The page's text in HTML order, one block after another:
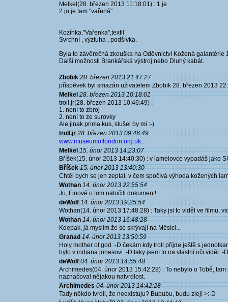
Melkel(28. březen 2013 11:18:01) : 1.je
2 jo je tam "vařená"
Kozínka,"Vařenka",textil
Svrchní , výztuha , podšívka.
Byla to závěrečná zkouška na Oděvnictví Kožená galantérie
Další možnosti Brankářská výstroj nebo Dluhý kabát.
Zbobik 28. březen 2013 21:47:27
příspěvek byl smazán uživatelem Zbobik 28. březen 2013
Melkel 28. březen 2013 10:18:01
troll.jr(28. březen 2013 10:46:49) :
1. není to zbroj
2. není to ze surovky
Ale jinak prima kus, slušel by mi :-)
troll.jr 28. březen 2013 09:46:49
www.museumoflondon.org.uk...
Melkel 15. únor 2013 14:23:07
Bříšek(15. únor 2013 14:40:30) : v lamelovce vypadáš jako
Bříšek 15. únor 2013 13:40:30
Chtěl bych se jen zeptat, v čem spočívá výhoda kožených
Wothan 14. únor 2013 22:55:54
Jo, Finové o tom natočili dokument!
deWolf 14. únor 2013 19:25:54
Wothan(14. únor 2013 17:48:28) : Taky jsi to viděl ve filmu,
Wothan 14. únor 2013 16:48:28
Kdepak, já myslím že se skrývají na Měsíci...
Granad 14. únor 2013 13:50:59
Holy mother of god :-D čekám kdy troll příjde ještě s
bylo v indiana jonesovi :-D taky jsem to na vlastní oči viděl :-D
deWolf 04. únor 2013 14:55:48
Archimedes(04. únor 2013 15:42:28) : To nebylo o Tobě,
naznačoval nějakou natvrdlost.
Archimedes 04. únor 2013 14:42:28
Tady někdo tvrdil, že neexistuju? Bububu, budu zlej! >:-D